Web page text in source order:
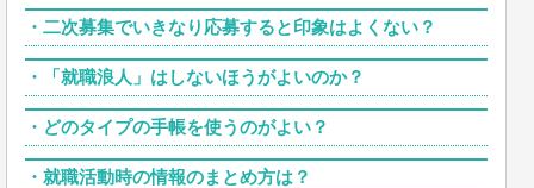
・ 二次募集でいきなり応募すると印象はよくない？
・ 「就職浪人」はしないほうがよいのか？
・ どのタイプの手帳を使うのがよい？
・ 就職活動時の情報のまとめ方は？